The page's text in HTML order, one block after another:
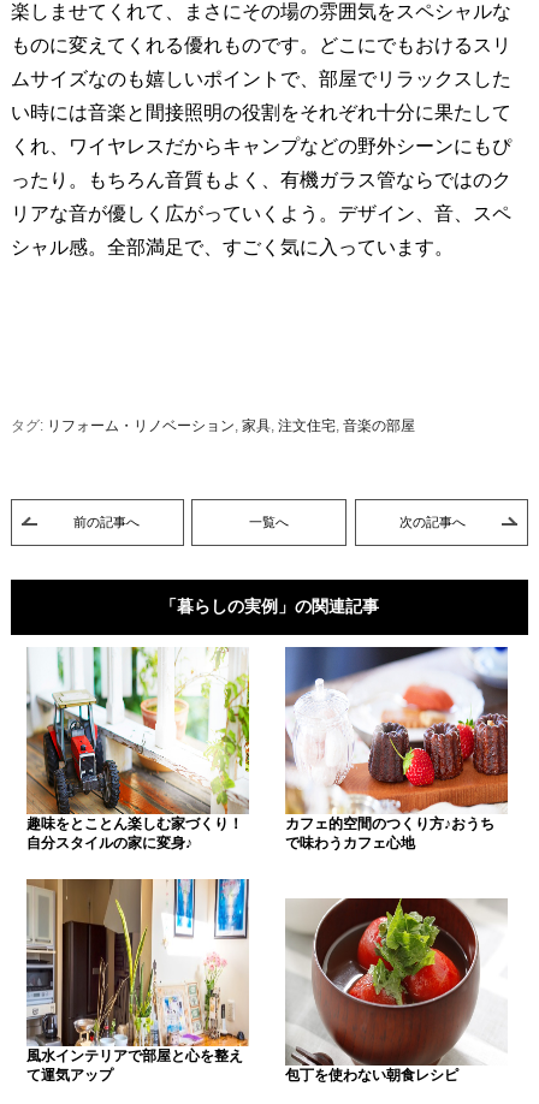
楽しませてくれて、まさにその場の雰囲気をスペシャルな
ものに変えてくれる優れものです。どこにでもおけるスリ
ムサイズなのも嬉しいポイントで、部屋でリラックスした
い時には音楽と間接照明の役割をそれぞれ十分に果たして
くれ、ワイヤレスだからキャンプなどの野外シーンにもぴ
ったり。もちろん音質もよく、有機ガラス管ならではのク
リアな音が優しく広がっていくよう。デザイン、音、スペ
シャル感。全部満足で、すごく気に入っています。
タグ: リフォーム・リノベーション, 家具, 注文住宅, 音楽の部屋
前の記事へ 一覧へ 次の記事へ
「暮らしの実例」の関連記事
趣味をとことん楽しむ家づくり！
自分スタイルの家に変身♪
カフェ的空間のつくり方♪おうち
で味わうカフェ心地
風水インテリアで部屋と心を整え
て運気アップ
包丁を使わない朝食レシピ